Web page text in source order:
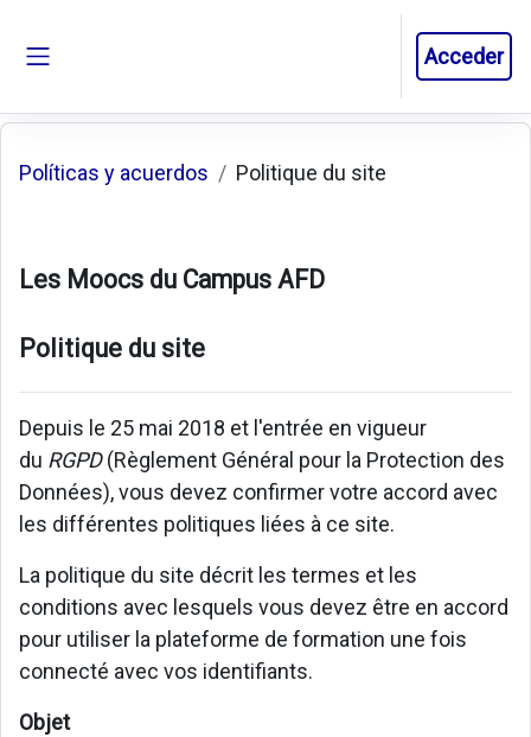
Acceder
Políticas y acuerdos Politique du site
Les Moocs du Campus AFD
Politique du site
Depuis le 25 mai 2018 et l'entrée en vigueur
du RGPD(Règlement Général pour la Protection des
Données), vous devez confirmer votre accord avec
les différentes politiques liées à ce site.
La politique du site décrit les termes et les
conditions avec lesquels vous devez être en accord
pour utiliser la plateforme de formation une fois
connecté avec vos identifiants.
Objet